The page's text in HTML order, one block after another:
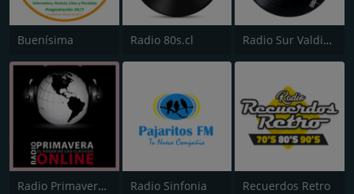
Buenísima Radio 80s.cl Radio Sur Valdivia
Radio Primavera Online Radio Sinfonia Recuerdos Retro